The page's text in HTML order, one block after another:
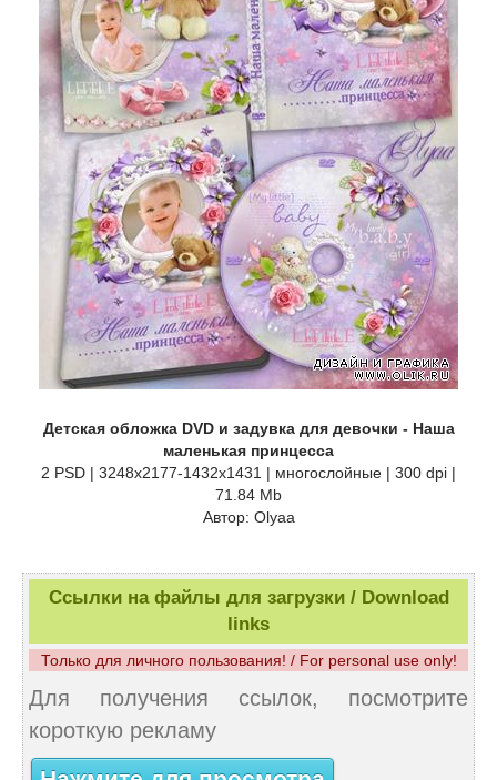
Детская обложка DVD и задувка для девочки - Наша
маленькая принцесса
2 PSD | 3248x2177-1432x1431 | многослойные | 300 dpi |
71.84 Mb
Автор: Olyaa
Ссылки на файлы для загрузки / Download
links
Только для личного пользования! / For personal use only!
Для получения ссылок, посмотрите
короткую рекламу